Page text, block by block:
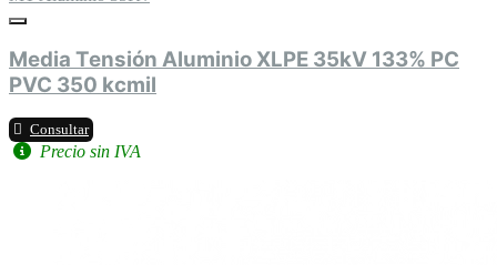
Media Tensión Aluminio XLPE 35kV 133% PC
PVC 350 kcmil
Consultar
Precio sin IVA